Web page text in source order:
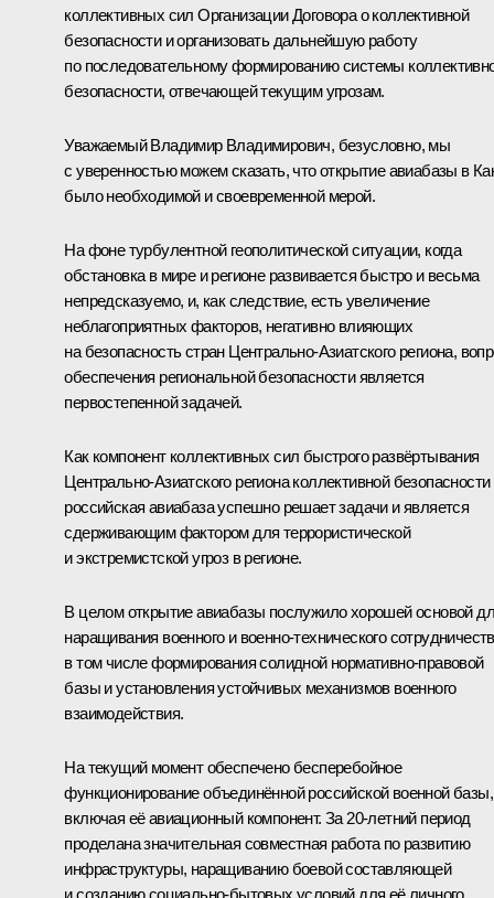
коллективных сил Организации Договора о коллективной
безопасности и организовать дальнейшую работу
по последовательному формированию системы
безопасности, отвечающей текущим угрозам.
Уважаемый Владимир Владимирович, безусловно, мы
с уверенностью можем сказать, что открытие авиабазы в
было необходимой и своевременной мерой.
На фоне турбулентной геополитической ситуации, когда
обстановка в мире и регионе развивается быстро и весьма
непредсказуемо, и, как следствие, есть увеличение
неблагоприятных факторов, негативно влияющих
на безопасность стран Центрально-Азиатского региона,
обеспечения региональной безопасности является
первостепенной задачей.
Как компонент коллективных сил быстрого развёртывания
Центрально-Азиатского региона коллективной безопасности
российская авиабаза успешно решает задачи и является
сдерживающим фактором для террористической
и экстремистской угроз в регионе.
В целом открытие авиабазы послужило хорошей основой
наращивания военного и военно-технического
в том числе формирования солидной нормативно-правовой
базы и установления устойчивых механизмов военного
взаимодействия.
На текущий момент обеспечено бесперебойное
функционирование объединённой российской военной базы,
включая её авиационный компонент. За 20-летний период
проделана значительная совместная работа по развитию
инфраструктуры, наращиванию боевой составляющей
и созданию социально-бытовых условий для её личного